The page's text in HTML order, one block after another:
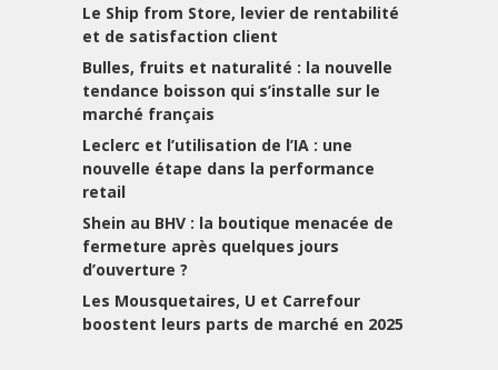
Le Ship from Store, levier de rentabilité
et de satisfaction client
Bulles, fruits et naturalité : la nouvelle
tendance boisson qui s’installe sur le
marché français
Leclerc et l’utilisation de l’IA : une
nouvelle étape dans la performance
retail
Shein au BHV : la boutique menacée de
fermeture après quelques jours
d’ouverture ?
Les Mousquetaires, U et Carrefour
boostent leurs parts de marché en 2025